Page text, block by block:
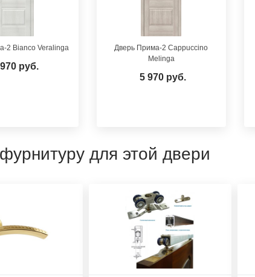
2 Bianco Veralinga
руб.
Дверь Прима-2 Cappuccino
Melinga
5 970 руб.
для этой двери